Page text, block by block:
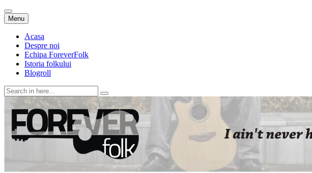
Menu Skip
to
content
Acasa
Despre noi
Echipa ForeverFolk
Istoria folkului
Blogroll
Search
for:
ForeverFolk
Muzica sufletului tau